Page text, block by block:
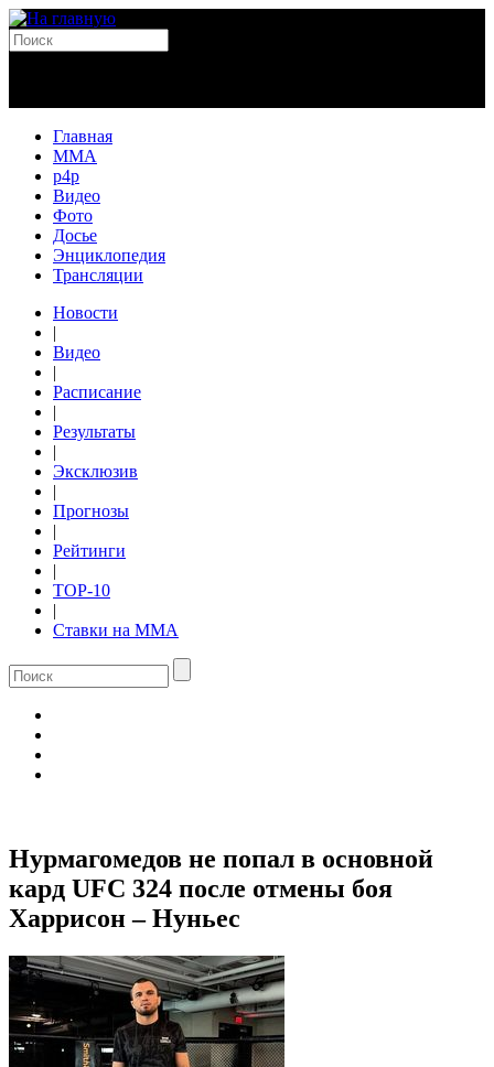
Главная
MMA
p4p
Видео
Фото
Досье
Энциклопедия
Трансляции
Новости
|
Видео
|
Расписание
|
Результаты
|
Эксклюзив
|
Прогнозы
|
Рейтинги
|
TOP-10
|
Ставки на ММА
Нурмагомедов не попал в основной
кард UFC 324 после отмены боя
Харрисон – Нуньес